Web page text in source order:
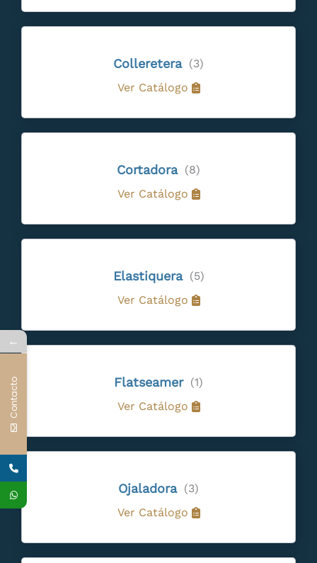
Colleretera (3)
Ver Catálogo
Cortadora (8)
Ver Catálogo
Elastiquera
(5)
Ver Catálogo
Flatseamer (1)
Ver Catálogo
Ojaladora (3)
Ver Catálogo
←
Contacto